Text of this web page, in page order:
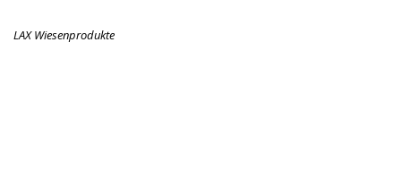
LAX Wiesenprodukte